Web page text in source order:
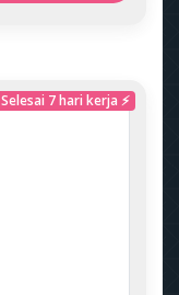
Selesai 7 hari kerja ⚡